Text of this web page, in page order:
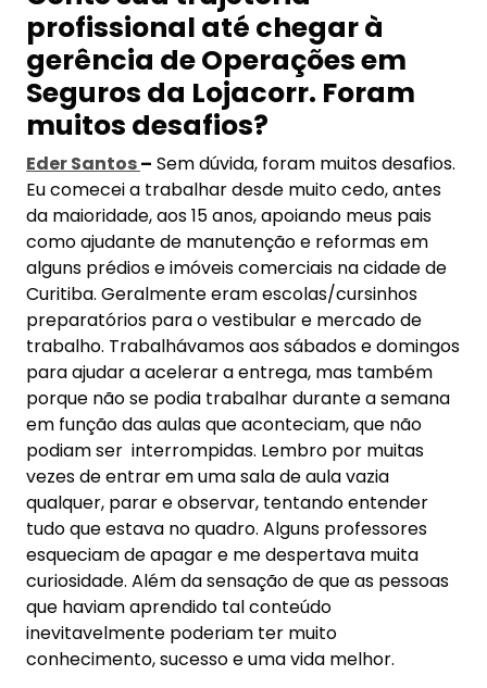
profissional até chegar à
gerência de Operações em
Seguros da Lojacorr. Foram
muitos desafios?
Eder Santos– Sem dúvida, foram muitos desafios.
Eu comecei a trabalhar desde muito cedo, antes
da maioridade, aos 15 anos, apoiando meus pais
como ajudante de manutenção e reformas em
alguns prédios e imóveis comerciais na cidade de
Curitiba. Geralmente eram escolas/cursinhos
preparatórios para o vestibular e mercado de
trabalho. Trabalhávamos aos sábados e domingos
para ajudar a acelerar a entrega, mas também
porque não se podia trabalhar durante a semana
em função das aulas que aconteciam, que não
podiam ser interrompidas. Lembro por muitas
vezes de entrar em uma sala de aula vazia
qualquer, parar e observar, tentando entender
tudo que estava no quadro. Alguns professores
esqueciam de apagar e me despertava muita
curiosidade. Além da sensação de que as pessoas
que haviam aprendido tal conteúdo
inevitavelmente poderiam ter muito
conhecimento, sucesso e uma vida melhor.